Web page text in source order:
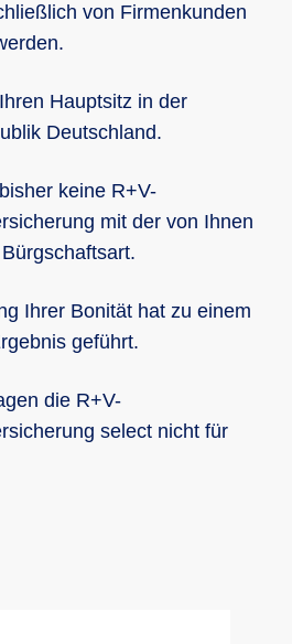
von Firmenkunden
Hauptsitz in der
Deutschland.
keine R+V-
mit der von Ihnen
Ihrer Bonität hat zu einem
geführt.
die R+V-
select nicht für